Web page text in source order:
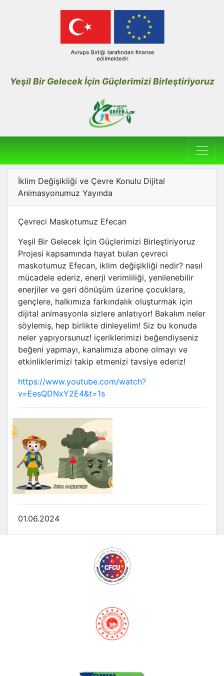
Yeşil Bir Gelecek İçin Güçlerimizi Birleştiriyoruz
İklim Değişikliği ve Çevre Konulu Dijital
Animasyonumuz Yayında
Çevreci Maskotumuz Efecan
Yeşil Bir Gelecek İçin Güçlerimizi Birleştiriyoruz
Projesi kapsamında hayat bulan çevreci
maskotumuz Efecan, iklim değişikliği nedir? nasıl
mücadele ederiz, enerji verimliliği, yenilenebilir
enerjiler ve geri dönüşüm üzerine çocuklara,
gençlere, halkımıza farkındalık oluşturmak için
dijital animasyonla sizlere anlatıyor! Bakalım neler
söylemiş, hep birlikte dinleyelim! Siz bu konuda
neler yapıyorsunuz! içeriklerimizi beğendiyseniz
beğeni yapmayı, kanalımıza abone olmayı ve
etkinliklerimizi takip etmenizi tavsiye ederiz!
https://www.youtube.com/watch?
v=EesQDNxY2E4&t=1s
01.06.2024